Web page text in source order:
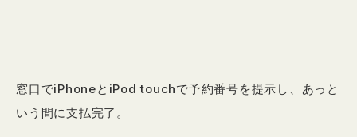
窓口でiPhoneとiPod touchで予約番号を提示し、あっと
いう間に支払完了。